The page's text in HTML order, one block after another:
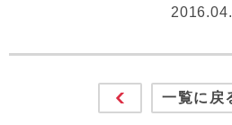
一覧に戻